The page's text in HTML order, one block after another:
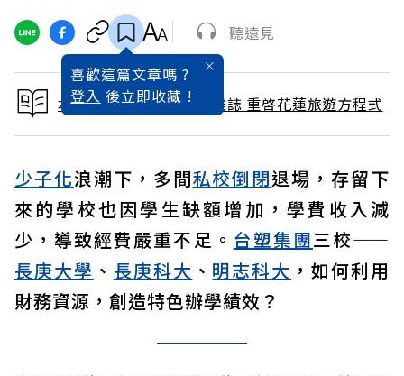
喜歡這篇文章嗎 ?
登入 後立即收藏 !
聽遠見
本文出自 2024 / 7月號雜誌 重啓花蓮旅遊方程式
少子化浪潮下，多間私校倒閉退場，存留下
來的學校也因學生缺額增加，學費收入減
少，導致經費嚴重不足。 台塑集團三校——
長庚大學 、 長庚科大 、 明志科大 ，如何利用
財務資源，創造特色辦學績效？